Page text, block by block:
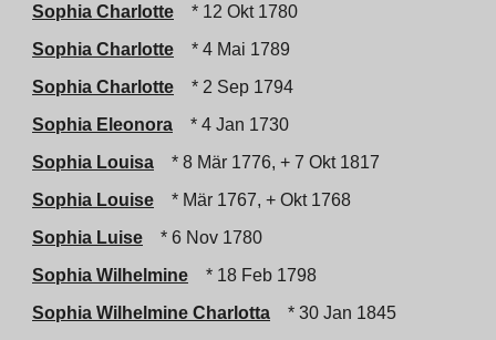
Sophia Charlotte
* 12 Okt 1780
Sophia Charlotte
* 4 Mai 1789
Sophia Charlotte
* 2 Sep 1794
Sophia Eleonora
* 4 Jan 1730
Sophia Louisa
* 8 Mär 1776, + 7 Okt 1817
Sophia Louise
* Mär 1767, + Okt 1768
Sophia Luise
* 6 Nov 1780
Sophia Wilhelmine
* 18 Feb 1798
Sophia Wilhelmine Charlotta
* 30 Jan 1845